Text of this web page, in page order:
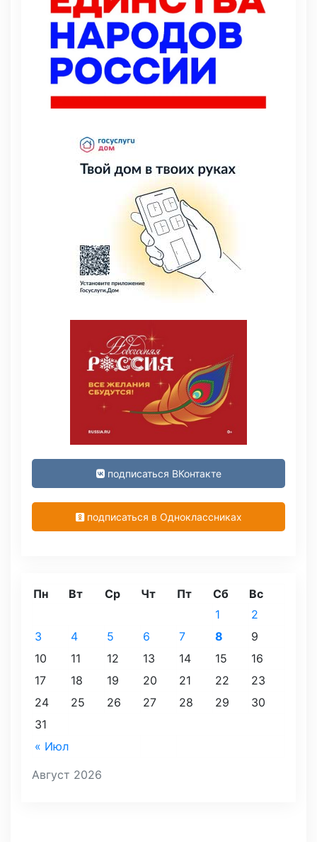
подписаться ВКонтакте
подписаться в Одноклассниках
Август 2026
Пн Вт Ср Чт Пт Сб Вс
« Июл
1
2
3
4 5 6 7 8
9
10
11 12 13 14 15
16
17
18 19 20 21 22
23
24
25 26 27 28 29
30
31